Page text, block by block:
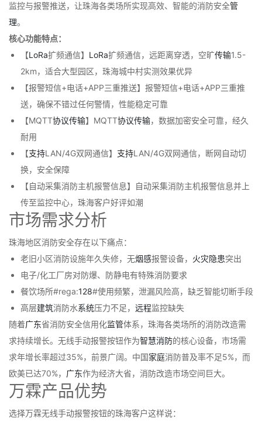
监控与报警推送，让珠海各类场所实现高效、智能的消防安全管
理。
核心功能特点：
【LoRa扩频通信】 LoRa扩频通信，远距离穿透，空旷传输1.5-
2km，适合大型园区，珠海城中村实测效果优异
【报警短信+电话+APP三重推送】报警短信+电话+APP三重推
送，确保不错过任何警情，性能稳定可靠
【MQTT协议传输】MQTT协议传输，数据加密安全可靠，经久
耐用
【支持LAN/4G双网通信】 支持LAN/4G双网通信，断网自动切
换，安全保障
【自动采集消防主机报警信息】自动采集消防主机报警信息并上
传至监控中心，珠海客户好评如潮
市场需求分析
珠海地区消防安全存在以下痛点：
老旧小区消防设施年久失修，无烟感报警设备， 火灾隐患突出
电子/化工厂房对防爆、防静电有特殊消防要求
餐饮场所#rega:128#使用频繁，泄漏风险高，缺乏智能切断手段
高层建筑消防水系统压力不足， 远程监控缺失
随着广东省消防安全信用化监管体系，珠海各类场所的消防改造需
求持续增长。无线手动报警按钮作为智慧消防的核心设备，市场需
求年增长率超过35%，前景广阔。中国家庭消防普及率不足5%，而
欧美已达70%， 广东作为经济大省，消防改造市场空间巨大。
万霖产品优势
选择万霖无线手动报警按钮的珠海客户这样说：